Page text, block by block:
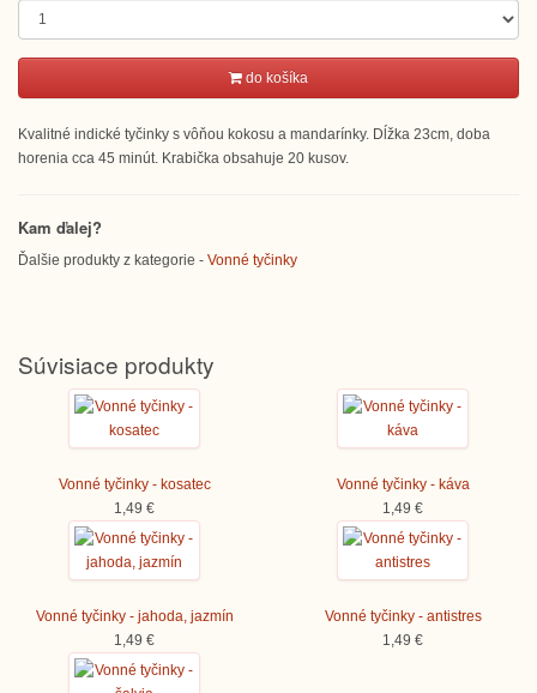
do košíka
Kvalitné indické tyčinky s vôňou kokosu a mandarínky. Dĺžka 23cm, doba
horenia cca 45 minút. Krabička obsahuje 20 kusov.
Kam ďalej?
Ďalšie produkty z kategorie - Vonné tyčinky
Súvisiace produkty
Vonné tyčinky - kosatec
1,49 €
Vonné tyčinky - káva
1,49 €
Vonné tyčinky - jahoda, jazmín
1,49 €
Vonné tyčinky - antistres
1,49 €